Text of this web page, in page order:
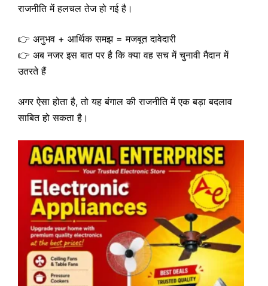
राजनीति में हलचल तेज हो गई है।
👉 अनुभव + आर्थिक समझ = मजबूत दावेदारी
👉 अब नजर इस बात पर है कि क्या वह सच में चुनावी मैदान में
उतरते हैं
अगर ऐसा होता है, तो यह बंगाल की राजनीति में एक बड़ा बदलाव
साबित हो सकता है।